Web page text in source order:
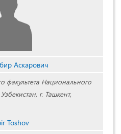
Аскарович
факультета Национального
г. Ташкент,
Toshov